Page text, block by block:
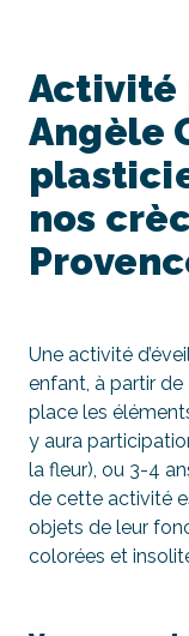
Activité
Angèle
nos
Une activité
enfant, à partir de
place les
y aura
la fleur), ou 3-4
de cette activité
objets de leur
colorées et